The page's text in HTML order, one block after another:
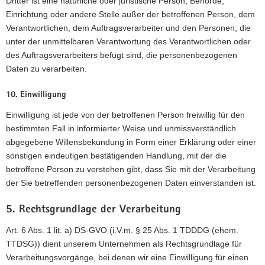
Einrichtung oder andere Stelle außer der betroffenen Person, dem
Verantwortlichen, dem Auftragsverarbeiter und den Personen, die
unter der unmittelbaren Verantwortung des Verantwortlichen oder
des Auftragsverarbeiters befugt sind, die personenbezogenen
Daten zu verarbeiten.
10. Einwilligung
Einwilligung ist jede von der betroffenen Person freiwillig für den
bestimmten Fall in informierter Weise und unmissverständlich
abgegebene Willensbekundung in Form einer Erklärung oder einer
sonstigen eindeutigen bestätigenden Handlung, mit der die
betroffene Person zu verstehen gibt, dass Sie mit der Verarbeitung
der Sie betreffenden personenbezogenen Daten einverstanden ist.
5. Rechtsgrundlage der Verarbeitung
Art. 6 Abs. 1 lit. a) DS-GVO (i.V.m. § 25 Abs. 1 TDDDG (ehem.
TTDSG)) dient unserem Unternehmen als Rechtsgrundlage für
Verarbeitungsvorgänge, bei denen wir eine Einwilligung für einen